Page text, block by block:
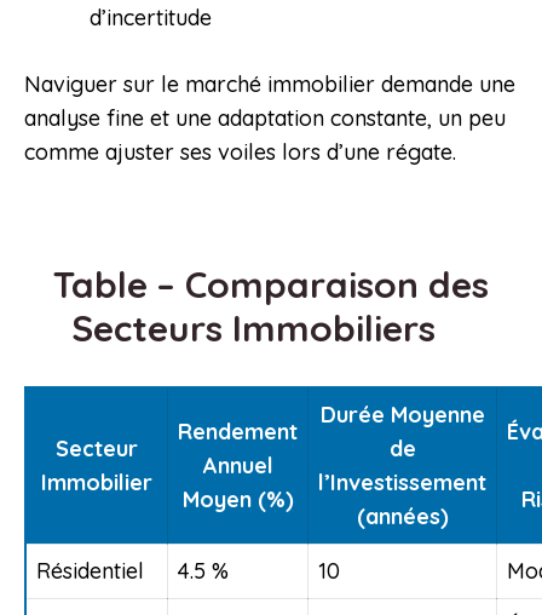
d’incertitude
Naviguer sur le marché immobilier demande une
analyse fine et une adaptation constante, un peu
comme ajuster ses voiles lors d’une régate.
Table – Comparaison des
Secteurs Immobiliers
Secteur
Immobilier
Rendement
Annuel
Moyen (%)
Durée Moyenne
de
l’Investissement
(années)
Résidentiel 4.5 % 10